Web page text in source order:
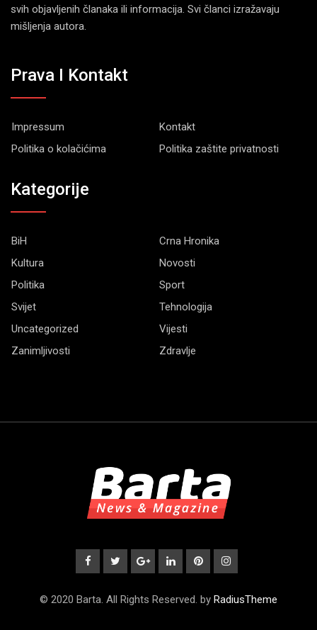
svih objavljenih članaka ili informacija. Svi članci izražavaju
mišljenja autora.
Prava I Kontakt
Impressum
Kontakt
Politika o kolačićima
Politika zaštite privatnosti
Kategorije
BiH
Crna Hronika
Kultura
Novosti
Politika
Sport
Svijet
Tehnologija
Uncategorized
Vijesti
Zanimljivosti
Zdravlje
© 2020 Barta. All Rights Reserved. by RadiusTheme